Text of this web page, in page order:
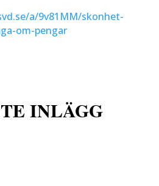
a/9v81MM/skonhet-
om-pengar
INLÄGG